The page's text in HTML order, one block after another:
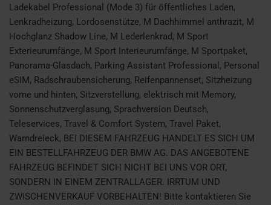
Ladekabel Professional (Mode 3) für öffentliches Laden,
Lenkradheizung, Lordosenstütze, M Dachhimmel anthrazit, M
Hochglanz Shadow Line, M Lederlenkrad, M Sport
Exterieurumfänge, M Sport Interieurumfänge, M Sportpaket,
Panorama-Glasdach, Parking Assistant Professional, Personal
eSIM, Radschraubensicherung, Reifenpannenset, Sitzheizung
vorne und hinten, Sitzverstellung, elektrisch mit Memory,
Sonnenschutzverglasung, Sprachversion Deutsch,
Teleservices, Travel & Comfort System, Travel Paket,
Warndreieck, BEI DIESEM FAHRZEUG HANDELT ES SICH UM
EIN BESTELLFAHRZEUG DER BMW AG. DAS ANGEBOTENE
FAHRZEUG BEFINDET SICH NICHT BEI UNS VOR ORT,
SONDERN IN EINEM ZENTRALLAGER. IRRTUM UND
ZWISCHENVERKAUF VORBEHALTEN! Bitte kontaktieren Sie